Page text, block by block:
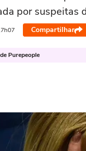
por suspeitas
Compartilhar
Purepeople